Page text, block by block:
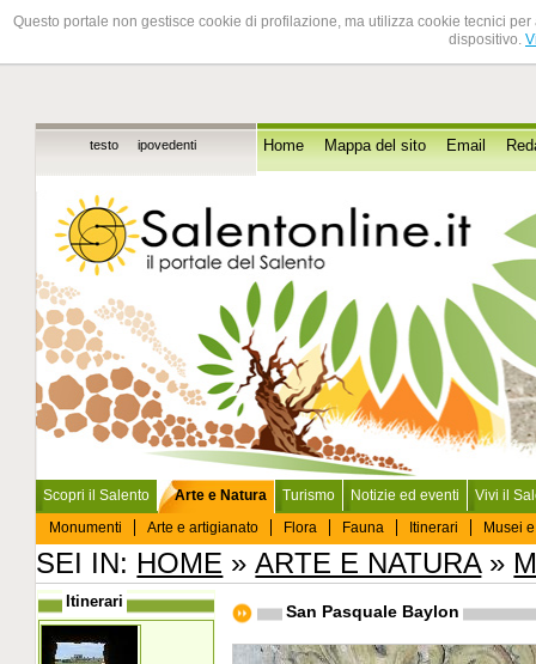
Questo portale non gestisce cookie di profilazione, ma utilizza cookie tecnici
dispositivo.
testo ipovedenti Home Mappa del sito Email
Scopri il Salento
Arte e Natura
Monumenti
Arte e artigianato Flora Fauna Itinerari Musei
Turismo Notizie ed eventi Vivi il
SEI IN: HOME »ARTE E NATURA»
San Pasquale Baylon
Itinerari